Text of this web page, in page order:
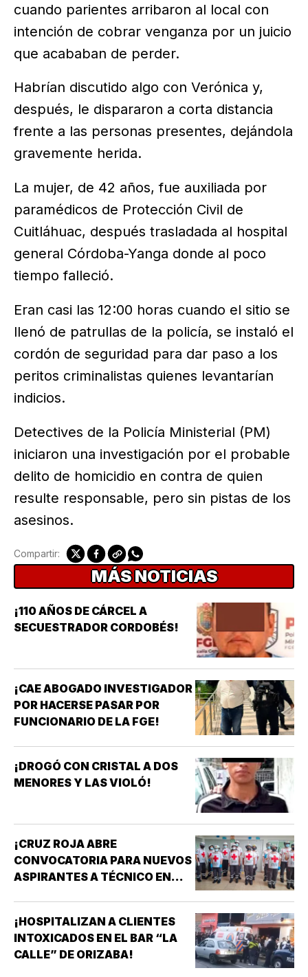
cuando parientes arribaron al local con
intención de cobrar venganza por un juicio
que acababan de perder.
Habrían discutido algo con Verónica y,
después, le dispararon a corta distancia
frente a las personas presentes, dejándola
gravemente herida.
La mujer, de 42 años, fue auxiliada por
paramédicos de Protección Civil de
Cuitláhuac, después trasladada al hospital
general Córdoba-Yanga donde al poco
tiempo falleció.
Eran casi las 12:00 horas cuando el sitio se
llenó de patrullas de la policía, se instaló el
cordón de seguridad para dar paso a los
peritos criminalistas quienes levantarían
indicios.
Detectives de la Policía Ministerial (PM)
iniciaron una investigación por el probable
delito de homicidio en contra de quien
resulte responsable, pero sin pistas de los
asesinos.
Compartir:
MÁS NOTICIAS
¡110 AÑOS DE CÁRCEL A
SECUESTRADOR CORDOBÉS!
¡CAE ABOGADO INVESTIGADOR
POR HACERSE PASAR POR
FUNCIONARIO DE LA FGE!
¡DROGÓ CON CRISTAL A DOS
MENORES Y LAS VIOLÓ!
¡CRUZ ROJA ABRE
CONVOCATORIA PARA NUEVOS
ASPIRANTES A TÉCNICO EN
¡HOSPITALIZAN A CLIENTES
INTOXICADOS EN EL BAR “LA
CALLE” DE ORIZABA!